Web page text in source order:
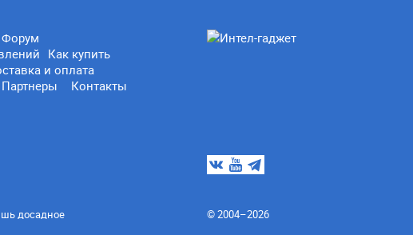
Форум
Как купить
и оплата
Партнеры Контакты
досадное
© 2004–2026